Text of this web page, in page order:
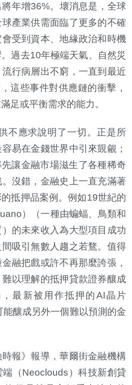
年增36%。壞消息是，全球
產業供需面臨了更多的不確
受到資本、地緣政治和時機
過去10年極端天氣、自然災
行病層出不窮，一直到最近
這些事件對供應鏈的衝擊，
足或平衡需求的能力。
不應求說明了一切。正是所
易在金錢世界中引來覬覦；
讓金融市場滋生了各種稀奇
沒錯，金融史上一直充滿著
抵押品案例。例如19世紀的
）（一種由蝙蝠、鳥類和
的未來收入為大型項目成功
吸引無數人趨之若鶩。值得
融把戲或許不再那麼誇張，
以理解的抵押貸款證券釀成
最新被用作抵押的AI晶片
釀成另外一個難以預測的金
報》報導，華爾街金融機構
（Neoclouds）科技新創貸